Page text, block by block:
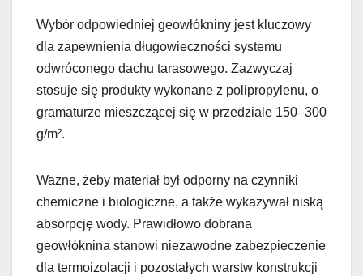
Wybór odpowiedniej geowłókniny jest kluczowy
dla zapewnienia długowieczności systemu
odwróconego dachu tarasowego. Zazwyczaj
stosuje się produkty wykonane z polipropylenu, o
gramaturze mieszczącej się w przedziale 150–300
g/m².
Ważne, żeby materiał był odporny na czynniki
chemiczne i biologiczne, a także wykazywał niską
absorpcję wody. Prawidłowo dobrana
geowłóknina stanowi niezawodne zabezpieczenie
dla termoizolacji i pozostałych warstw konstrukcji